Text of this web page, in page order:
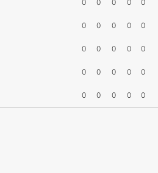
0 0 0 0 0
0 0 0 0 0
0 0 0 0 0
0 0 0 0 0
0 0 0 0 0